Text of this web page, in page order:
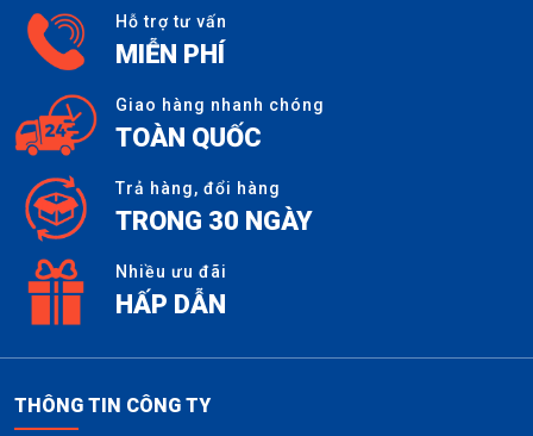
Hỗ trợ tư vấn
MIỄN PHÍ
Giao hàng nhanh chóng
TOÀN QUỐC
Trả hàng, đổi hàng
TRONG 30 NGÀY
Nhiều ưu đãi
HẤP DẪN
THÔNG TIN CÔNG TY